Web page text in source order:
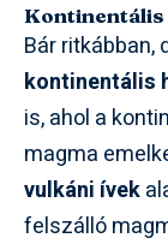
Kontinentális
Bár ritkábban,
kontinentális
is, ahol a
magma
vulkáni ívek
felszálló